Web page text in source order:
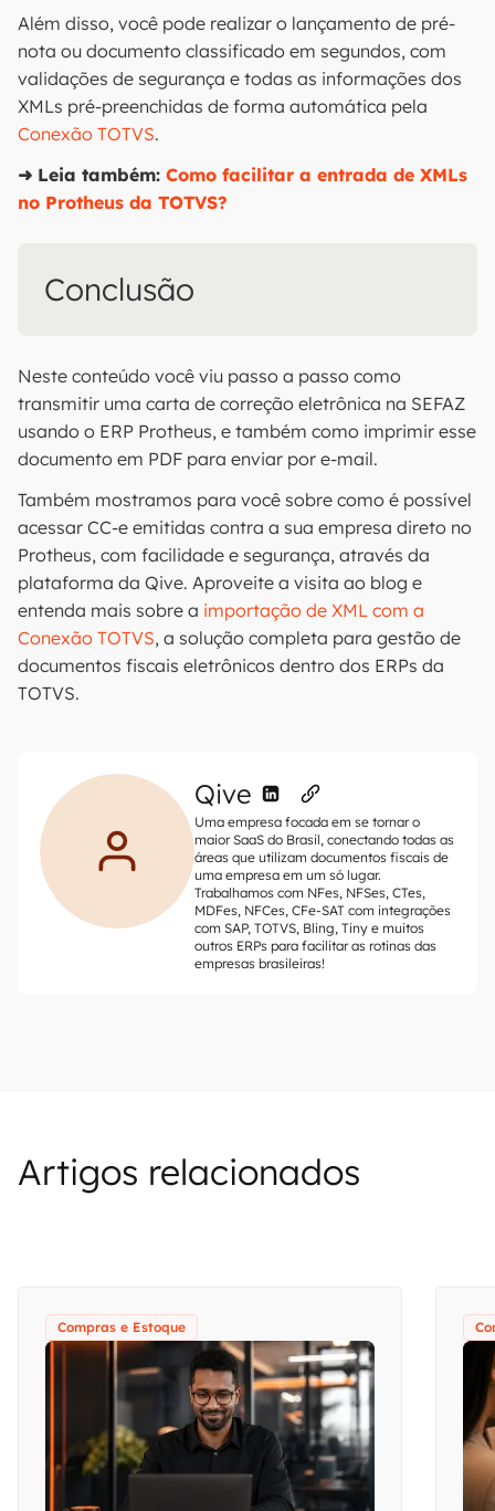
Além disso, você pode realizar o lançamento de pré-
nota ou documento classificado em segundos, com
validações de segurança e todas as informações dos
XMLs pré-preenchidas de forma automática pela
Conexão TOTVS.
➜ Leia também: Como facilitar a entrada de XMLs
no Protheus da TOTVS?
Conclusão
Neste conteúdo você viu passo a passo como
transmitir uma carta de correção eletrônica na SEFAZ
usando o ERP Protheus, e também como imprimir esse
documento em PDF para enviar por e-mail.
Também mostramos para você sobre como é possível
acessar CC-e emitidas contra a sua empresa direto no
Protheus, com facilidade e segurança, através da
plataforma da Qive. Aproveite a visita ao blog e
entenda mais sobre a importação de XML com a
Conexão TOTVS, a solução completa para gestão de
documentos fiscais eletrônicos dentro dos ERPs da
TOTVS.
Qive
Uma empresa focada em se tornar o
maior SaaS do Brasil, conectando todas as
áreas que utilizam documentos fiscais de
uma empresa em um só lugar.
Trabalhamos com NFes, NFSes, CTes,
MDFes, NFCes, CFe-SAT com integrações
com SAP, TOTVS, Bling, Tiny e muitos
outros ERPs para facilitar as rotinas das
empresas brasileiras!
Artigos relacionados
Compras e Estoque